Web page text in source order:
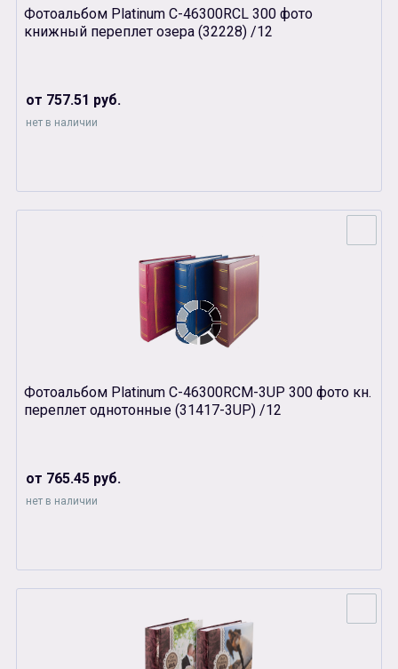
Фотоальбом Platinum С-46300RCL 300 фото
книжный переплет озера (32228) /12
от 757.51 руб.
нет в наличии
Фотоальбом Platinum C-46300RCM-3UP 300 фото кн.
переплет однотонные (31417-3UP) /12
от 765.45 руб.
нет в наличии